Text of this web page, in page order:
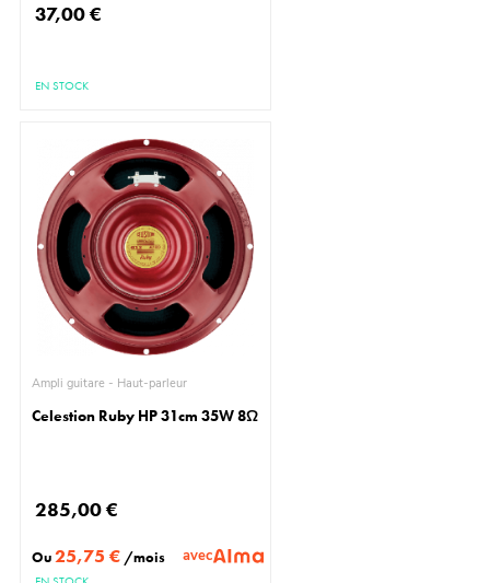
37,00 €
EN STOCK
Ampli guitare - Haut-parleur
Celestion Ruby HP 31cm 35W 8Ω
285,00 €
Ou25,75 € /mois avec